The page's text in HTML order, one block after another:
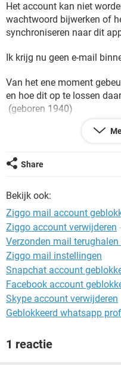
TIKTOK
GRATIS
TIKTOK
INSTAGRAM
NETFLIX
Het account kan niet
wachtwoord bijwerken of
synchroniseren naar dit
Ik krijg nu geen e-mail
Van het ene moment
en hoe dit op te lossen
(geboren 1940)
Hoe nu verder ik ervaar
Share
Bekijk ook:
Ziggo mail account
Ziggo account verwijderen
Verzonden mail
Ziggo mail instellingen
Snapchat account
Facebook account
Skype account verwijderen
Geblokkeerd whatsapp
1 reactie